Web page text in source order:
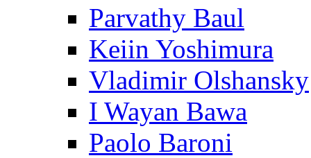
Parvathy Baul
Keiin Yoshimura
Vladimir Olshansky
I Wayan Bawa
Paolo Baroni